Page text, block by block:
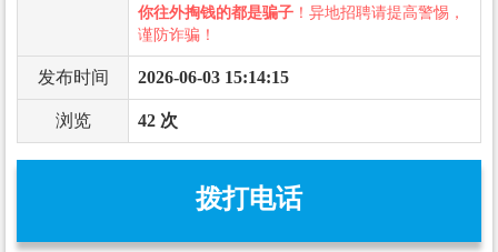
你往外掏钱的都是骗子 ！异地招聘请提高警惕，
谨防诈骗！
发布时间 2026-06-03 15:14:15
浏览 42 次
拨打电话